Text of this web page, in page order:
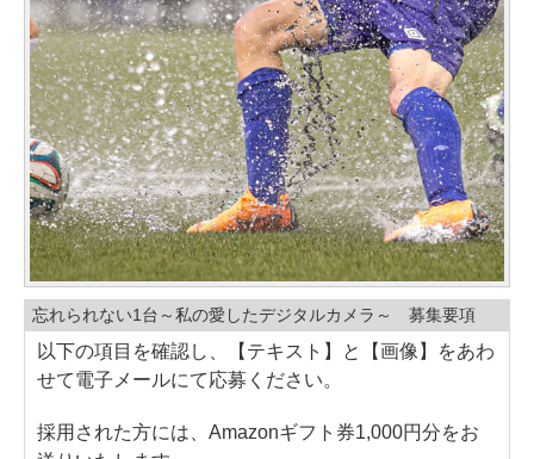
忘れられない1台～私の愛したデジタルカメラ～ 募集要項
以下の項目を確認し、【テキスト】と【画像】をあわ
せて電子メールにて応募ください。
採用された方には、Amazonギフト券1,000円分をお